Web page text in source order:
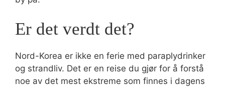
Er det verdt det?
Nord-Korea er ikke en ferie med paraplydrinker
og strandliv. Det er en reise du gjør for å forstå
noe av det mest ekstreme som finnes i dagens